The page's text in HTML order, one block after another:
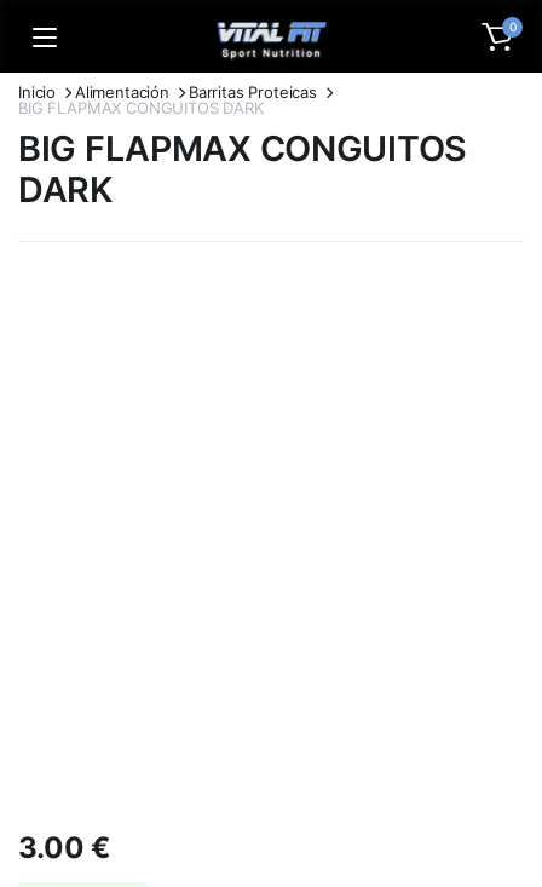
0
Inicio Alimentación
Barritas Proteicas
BIG FLAPMAX CONGUITOS DARK
BIG FLAPMAX CONGUITOS
DARK
3.00€